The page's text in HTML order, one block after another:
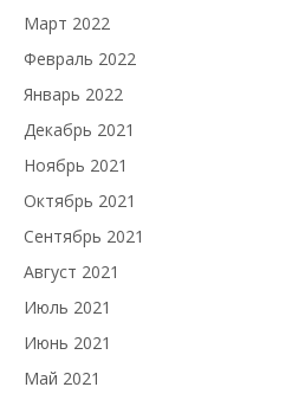
Март 2022
Февраль 2022
Январь 2022
Декабрь 2021
Ноябрь 2021
Октябрь 2021
Сентябрь 2021
Август 2021
Июль 2021
Июнь 2021
Май 2021